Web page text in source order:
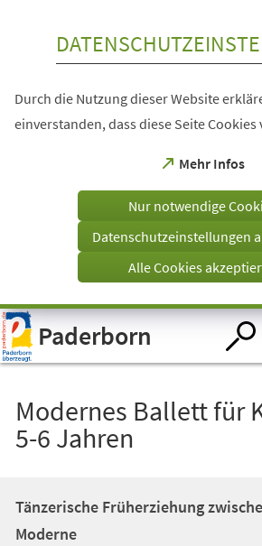
Visuelle
Assistenzsoftware
öffnen.
Durch die Nutzung dieser Website
einverstanden, dass diese Seite Cookies
Mehr Infos
(Öffnet
einem
Tab)
Nur notwendige
Datenschutzeinstellungen
Alle Cookies
Paderborn
Modernes Ballett für
5-6 Jahren
Tänzerische Früherziehung
Moderne